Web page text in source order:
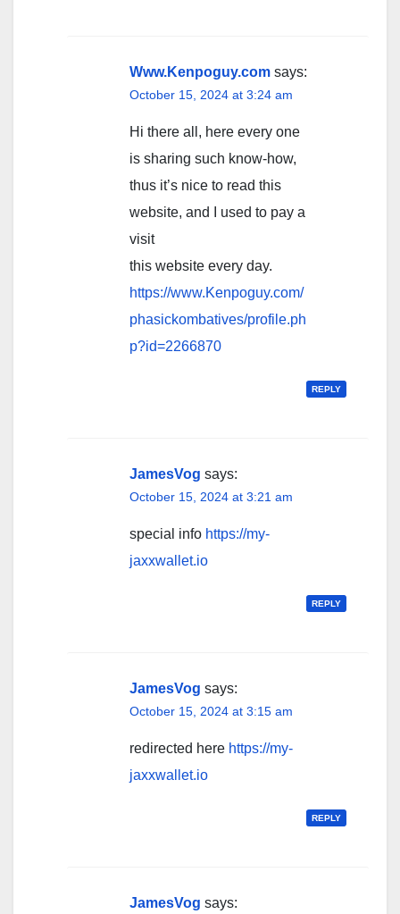
Www.Kenpoguy.com says:
October 15, 2024 at 3:24 am
Hi there all, here every one
is sharing such know-how,
thus it’s nice to read this
website, and I used to pay a
visit
this website every day.
https://www.Kenpoguy.com/
phasickombatives/profile.ph
p?id=2266870
REPLY
JamesVog says:
October 15, 2024 at 3:21 am
special info https://my-
jaxxwallet.io
REPLY
JamesVog says:
October 15, 2024 at 3:15 am
redirected here https://my-
jaxxwallet.io
REPLY
JamesVog says: